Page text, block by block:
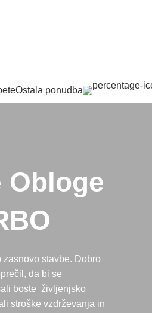
Ostala ponudba
Obloge
stavbe. Dobro
da bi se
boste življenjsko
stroške vzdrževanja in